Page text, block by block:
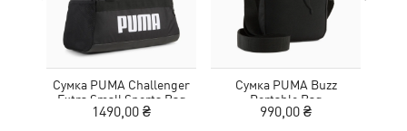
Сумка PUMA Challenger
Extra Small Sports Bag
1490,00 ₴
Сумка PUMA Buzz
Portable Bag
990,00 ₴